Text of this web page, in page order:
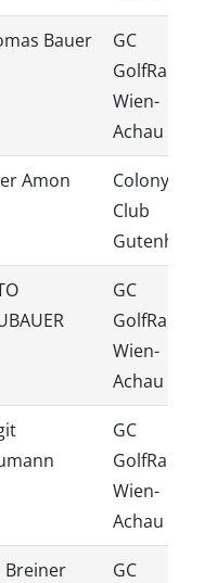
Bauer
GC
GolfRange
Wien-
Achau
Amon
Colony
Club
Gutenhof
GC
GolfRange
Wien-
Achau
GC
GolfRange
Wien-
Achau
Breiner
GC